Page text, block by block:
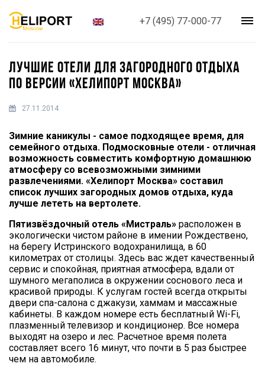
+7 (495) 77-000-77
ЛУЧШИЕ ОТЕЛИ ДЛЯ ЗАГОРОДНОГО ОТДЫХА
ПО ВЕРСИИ «ХЕЛИПОРТ МОСКВА»
27.11.2014
Зимние каникулы - самое подходящее время, для
семейного отдыха. Подмосковные отели - отличная
возможность совместить комфортную домашнюю
атмосферу со всевозможными зимними
развлечениями. «Хелипорт Москва» составил
список лучших загородных домов отдыха, куда
лучше лететь на вертолете.
Пятизвёздочный отель «Мистраль» расположен в
экологически чистом районе в имении Рождествено,
на берегу Истринского водохранилища, в 60
километрах от столицы. Здесь вас ждет качественный
сервис и спокойная, приятная атмосфера, вдали от
шумного мегаполиса в окружении соснового леса и
красивой природы. К услугам гостей всегда открыты
двери спа-салона с джакузи, хаммам и массажные
кабинеты. В каждом номере есть бесплатный Wi-Fi,
плазменный телевизор и кондиционер. Все номера
выходят на озеро и лес. Расчетное время полета
составляет всего 16 минут, что почти в 5 раз быстрее
чем на автомобиле.